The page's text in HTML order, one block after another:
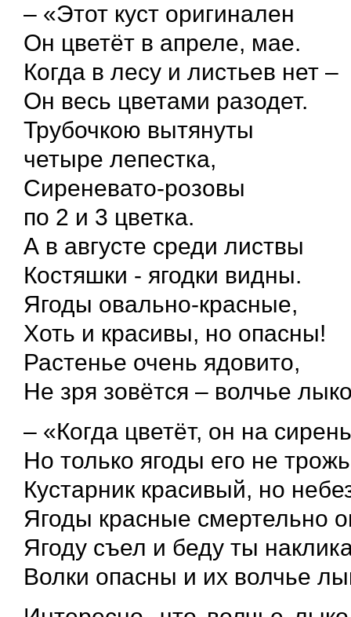
– «Этот куст оригинален
Он цветёт в апреле, мае.
Когда в лесу и листьев нет –
Он весь цветами разодет.
Трубочкою вытянуты
четыре лепестка,
Сиреневато-розовы
по 2 и 3 цветка.
А в августе среди листвы
Костяшки - ягодки видны.
Ягоды овально-красные,
Хоть и красивы, но опасны!
Растенье очень ядовито,
Не зря зовётся – волчье
– «Когда цветёт, он на
Но только ягоды его не
Кустарник красивый, но
Ягоды красные смертельно
Ягоду съел и беду ты
Волки опасны и их волчье